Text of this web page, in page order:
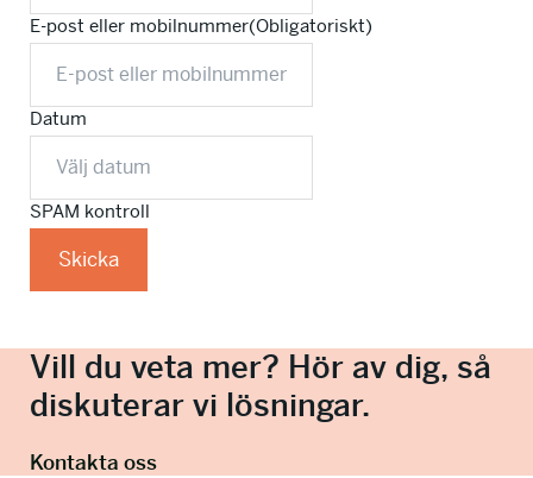
E-post eller mobilnummer(Obligatoriskt)
Datum
SPAM kontroll
Vill du veta mer? Hör av dig, så
diskuterar vi lösningar.
Kontakta oss